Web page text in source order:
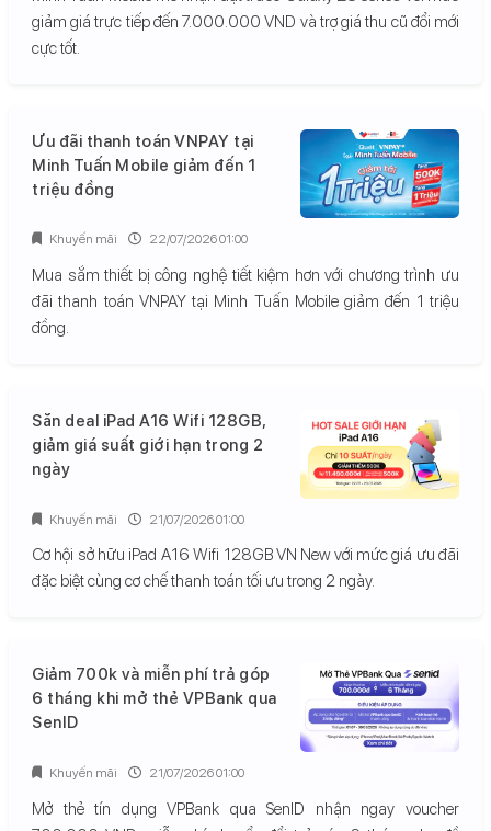
giảm giá trực tiếp đến 7.000.000 VND và trợ giá thu cũ đổi mới
cực tốt.
Ưu đãi thanh toán VNPAY tại
Minh Tuấn Mobile giảm đến 1
triệu đồng
Mua sắm thiết bị công nghệ tiết kiệm hơn với chương trình ưu
đãi thanh toán VNPAY tại Minh Tuấn Mobile giảm đến 1 triệu
đồng.
Khuyến mãi 22/07/2026 01:00
Săn deal iPad A16 Wifi 128GB,
giảm giá suất giới hạn trong 2
ngày
Cơ hội sở hữu iPad A16 Wifi 128GB VN New với mức giá ưu đãi
đặc biệt cùng cơ chế thanh toán tối ưu trong 2 ngày.
Khuyến mãi 21/07/2026 01:00
Giảm 700k và miễn phí trả góp
6 tháng khi mở thẻ VPBank qua
SenID
Mở thẻ tín dụng VPBank qua SenID nhận ngay voucher
Khuyến mãi 21/07/2026 01:00